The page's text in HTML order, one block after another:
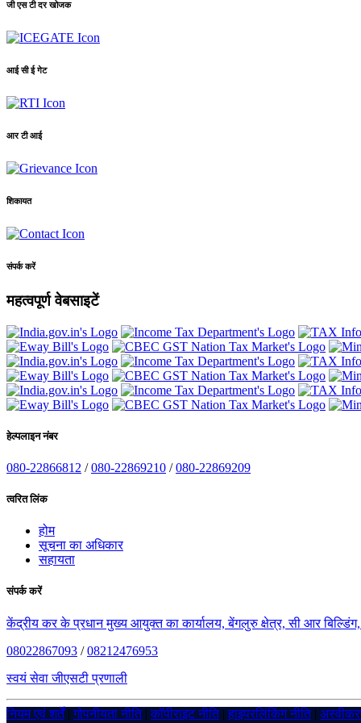
जी एस टी दर खोजक
आई सी ई गेट
आर टी आई
शिकायत
संपर्क करें
महत्वपूर्ण वेबसाइटें
हेल्पलाइन नंबर
080-22866812 /080-22869210 /080-22869209
त्वरित लिंक
होम
सूचना का अधिकार
सहायता
संपर्क करें
केंद्रीय कर के प्रधान मुख्य आयुक्त का कार्यालय, बेंगलुरु क्षेत्र, सी आर
08022867093 /08212476953
स्वयं सेवा जीएसटी प्रणाली
नियम एवं शर्तें|गोपनीयता नीति|कॉपीराइट नीति|हाइपरलिंकिंग नीति|